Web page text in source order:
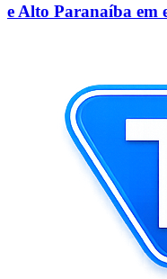
e Alto Paranaíba em